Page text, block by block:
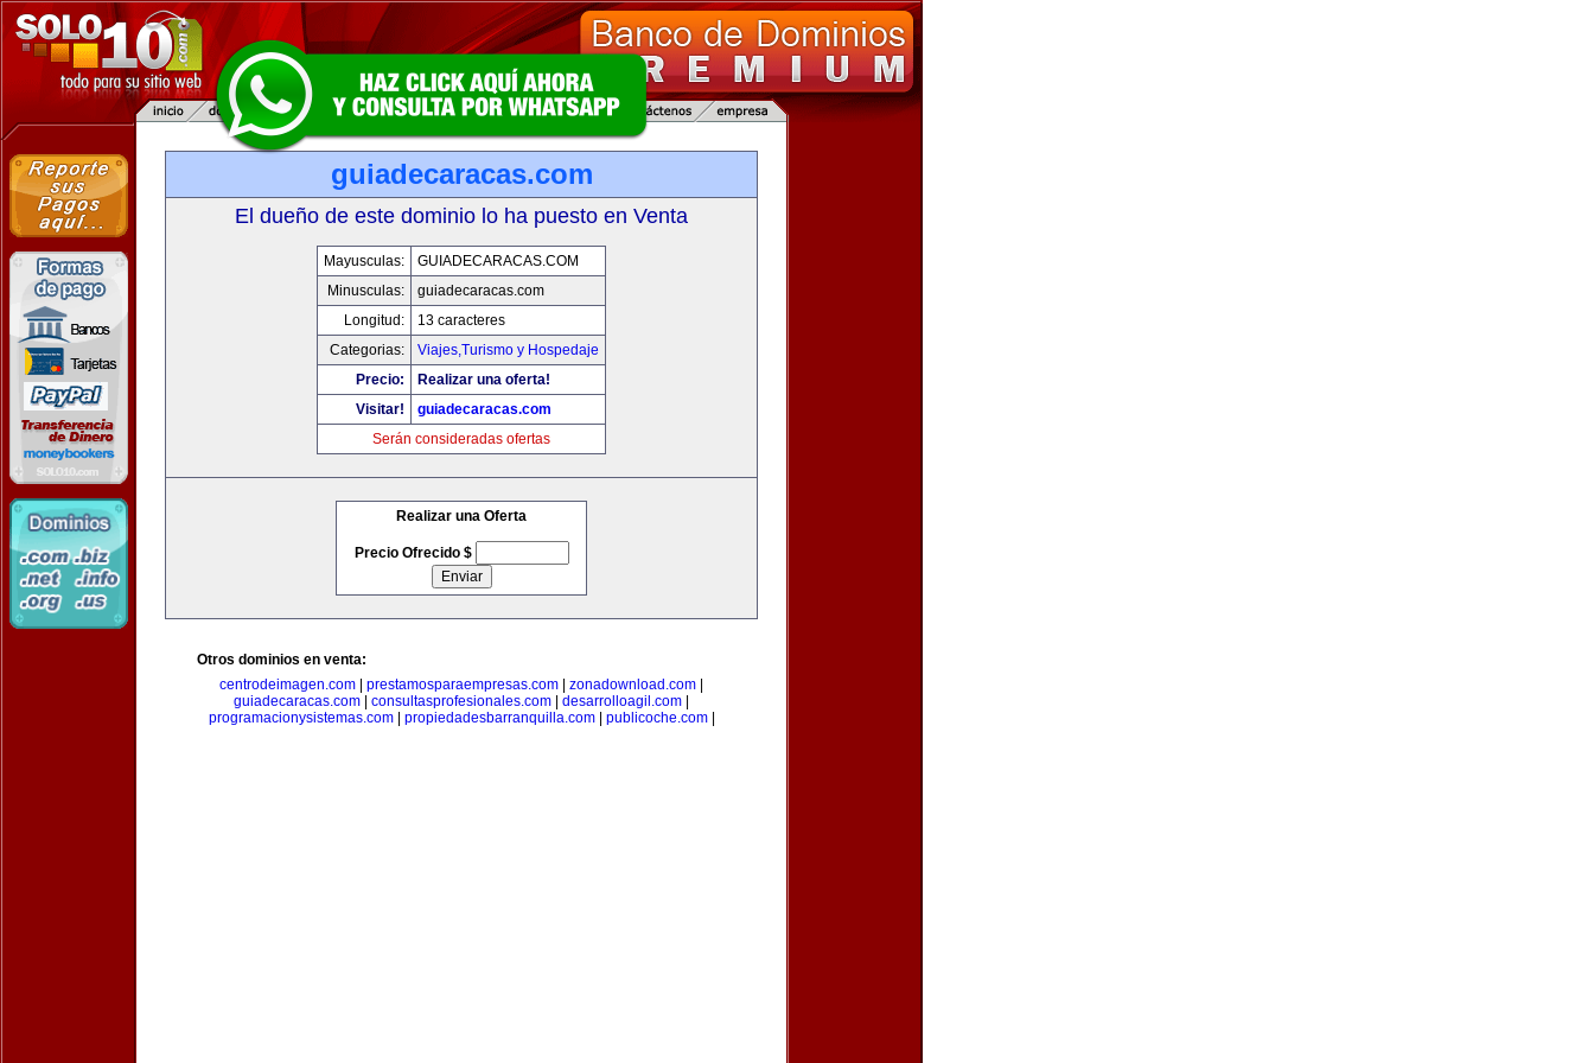
guiadecaracas.com
El dueño de este dominio lo ha puesto en Venta
Mayusculas:
GUIADECARACAS.COM
Minusculas:
guiadecaracas.com
Longitud:
13 caracteres
Categorias:
Viajes,Turismo y Hospedaje
Precio:
Realizar una oferta!
Visitar!
guiadecaracas.com
Serán consideradas ofertas
Realizar una Oferta
Precio Ofrecido $
Otros dominios en venta:
centrodeimagen.com
prestamosparaempresas.com zonadownload.com
guiadecaracas.com
consultasprofesionales.com desarrolloagil.com
programacionysistemas.com| propiedadesbarranquilla.com| publicoche.com|